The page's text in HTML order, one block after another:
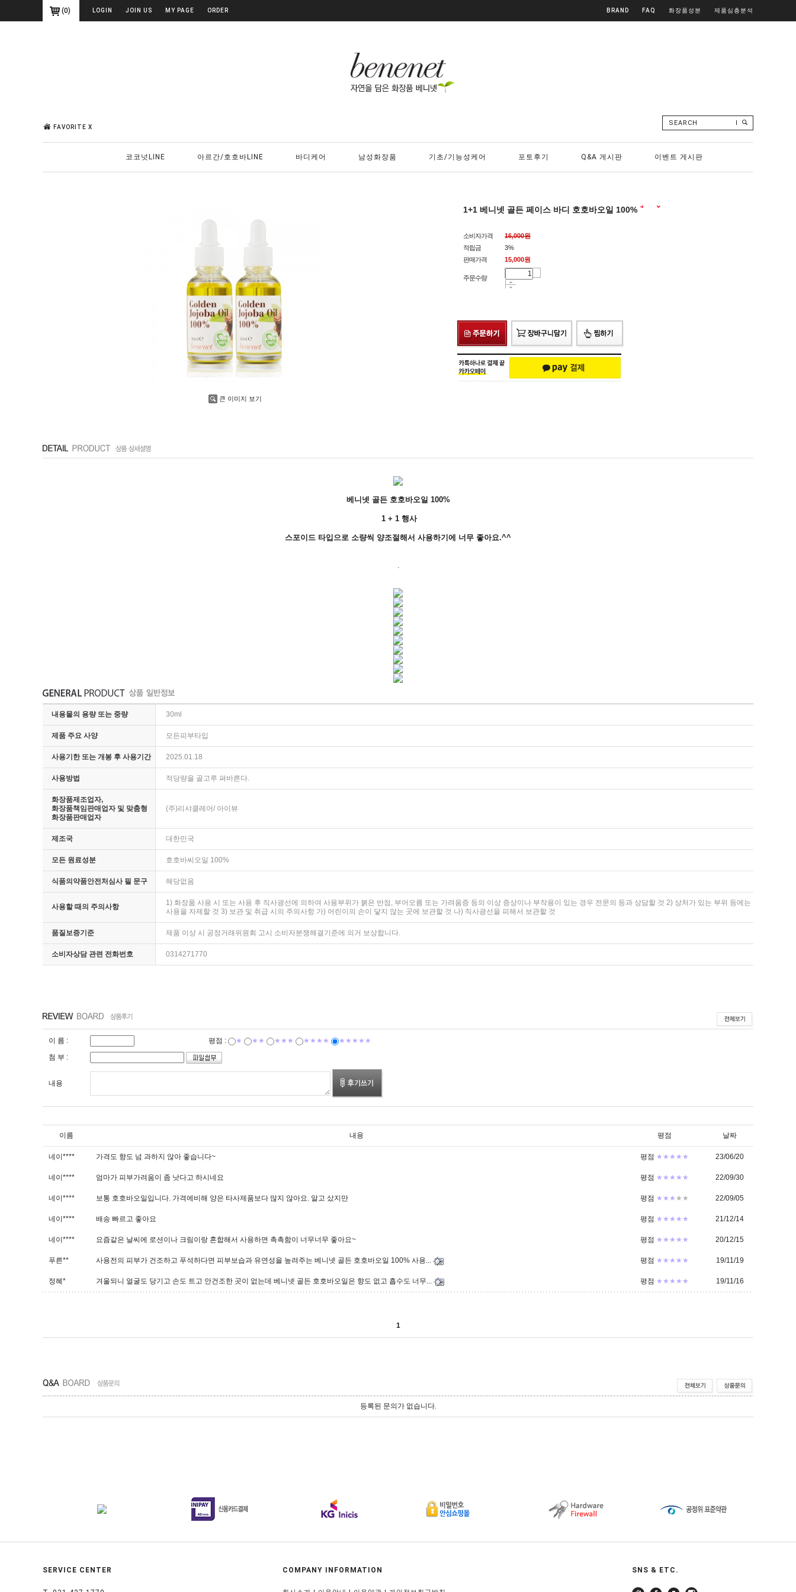
(0) LOGIN JOIN US MY PAGE ORDER BRAND FAQ 화장품성분 제품심층분석
FAVORITE X
SEARCH
코코넛LINE 아르간/호호바LINE 바디케어 남성화장품 기초/기능성케어 포토후기 Q&A 게시판 이벤트 게시판
큰 이미지 보기
1+1 베니넷 골든 페이스 바디 호호바오일 100%
소비자가격
16,000원
적립금
3%
판매가격
15,000원
주문수량
베니넷 골든 호호바오일 100%
1 + 1 행사
스포이드 타입으로 소량씩 양조절해서 사용하기에 너무 좋아요.^^
.
내용물의 용량 또는 중량 30ml
제품 주요 사양 모든피부타입
사용기한 또는 개봉 후 사용기간 2025.01.18
사용방법 적당량을 골고루 펴바른다.
화장품제조업자,
화장품책임판매업자 및 맞춤형
화장품판매업자
(주)리샤클레어/ 아이뷰
제조국 대한민국
모든 원료성분 호호바씨오일 100%
식품의약품안전처심사 필 문구 해당없음
사용할 때의 주의사항
1) 화장품 사용 시 또는 사용 후 직사광선에 의하여 사용부위가 붉은 반점, 부어오름 또는 가려움증 등의 이상 증상이나 부작용이 있는 경우 전문의 등과 상담할 것 2) 상처가 있는 부위 등에는
사용을 자제할 것 3) 보관 및 취급 시의 주의사항 가) 어린이의 손이 닿지 않는 곳에 보관할 것 나) 직사광선을 피해서 보관할 것
품질보증기준 제품 이상 시 공정거래위원회 고시 소비자분쟁해결기준에 의거 보상합니다.
소비자상담 관련 전화번호 0314271770
이 름 : 평점 : ★ ★★ ★★★ ★★★★
★★★★★
첨 부 :
내용
이름 내용 평점 날짜
네이**** 가격도 향도 넘 과하지 않아 좋습니다~ 평점 ★★★★★ 23/06/20
네이**** 엄마가 피부가려움이 좀 낫다고 하시네요 평점 ★★★★★ 22/09/30
네이**** 보통 호호바오일입니다. 가격에비해 양은 타사제품보다 많지 않아요. 알고 샀지만 평점 ★★★ ★★ 22/09/05
네이**** 배송 빠르고 좋아요 평점 ★★★★★ 21/12/14
네이**** 요즘같은 날씨에 로션이나 크림이랑 혼합해서 사용하면 촉촉함이 너무너무 좋아요~ 평점 ★★★★★ 20/12/15
푸른** 사용전의 피부가 건조하고 푸석하다면 피부보습과 유연성을 높려주는 베니넷 골든 호호바오일 100% 사용... 평점 ★★★★★ 19/11/19
정혜* 겨울되니 얼굴도 당기고 손도 트고 안건조한 곳이 없는데 베니넷 골든 호호바오일은 향도 없고 흡수도 너무... 평점 ★★★★★ 19/11/16
1
등록된 문의가 없습니다.
SERVICE CENTER COMPANY INFORMATION SNS & ETC.